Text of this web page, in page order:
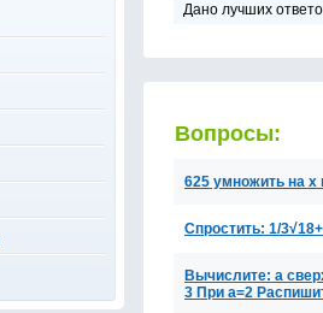
Дано лучших
Вопросы:
625 умножить на х
Спростить: 1/
Вычислите: a
3 При а=2